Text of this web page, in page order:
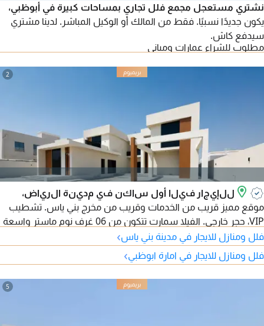
نشتري مستعجل مجمع فلل تجاري بمساحات كبيرة في أبوظبي،
يكون جديدًا نسبيًا. فقط من المالك أو الوكيل المباشر. لدينا مشتري
سيدفع كاش.
مطلوب للشراء عمارات ومباني
2
للإيجار فيلا أول ساكن في مدينة الرياض،
موقع مميز قريب من الخدمات وقريب من مخرج بني ياس. تشطيب
VIP، حجر خارجي. الفيلا سمارت تتكون من 06 غرف نوم ماستر واسعة
جدا مع خزائن، مجلس رجال واسع بمدخل مستقل مع مغاسل، غرفة
طعام، 04 صالات واسعة، مجلس حريم، مطبخ رئيسي خارجي مع
ستور، غرفة خادمة وغرفة غسيل على السطح. تكييف مركزي
وسبليت، بوابة الكترونية. الفيلا فيها توثيق
فلل ومنازل للايجار في مدينة بني ياس›
فلل ومنازل للايجار في امارة ابوظبي›
5